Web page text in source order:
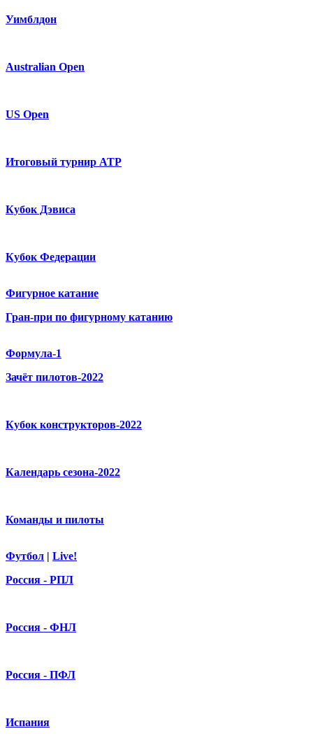
Уимблдон
Australian Open
US Open
Итоговый турнир ATP
Кубок Дэвиса
Кубок Федерации
Фигурное катание
Гран-при по фигурному катанию
Формула-1
Зачёт пилотов-2022
Кубок конструкторов-2022
Календарь сезона-2022
Команды и пилоты
Футбол | Live!
Россия - РПЛ
Россия - ФНЛ
Россия - ПФЛ
Испания